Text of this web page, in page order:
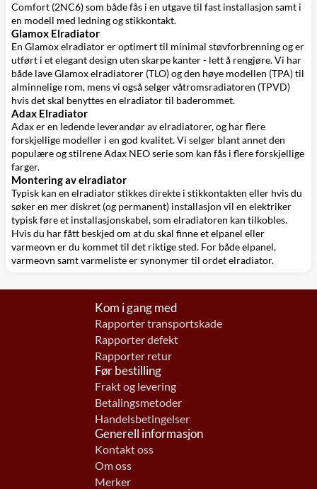
Comfort (2NC6) som både fås i en utgave til fast installasjon samt i
en modell med ledning og stikkontakt.
Glamox Elradiator
En Glamox elradiatorer optimert til minimal støvforbrenning og er
utført i et elegant design uten skarpe kanter - lett å rengjøre. Vi har
både lave Glamox elradiatorer (TLO) og den høye modellen (TPA) til
alminnelige rom, mens vi også selger våtromsradiatoren (TPVD)
hvis det skal benyttes en elradiator til baderommet.
Adax Elradiator
Adaxer en ledende leverandør av elradiatorer, og har flere
forskjellige modeller i en god kvalitet. Vi selger blant annet den
populære og stilrene Adax NEO serie som kan fås i flere forskjellige
farger.
Montering av elradiator
Typisk kan en elradiator stikkes direkte i stikkontakten eller hvis du
søker en mer diskret (og permanent) installasjon vil en elektriker
typisk føre et installasjonskabel, som elradiatoren kan tilkobles.
Hvis du har fått beskjed om at du skal finne et elpanel eller
varmeovn er du kommet til det riktige sted. For både elpanel,
varmeovn samt varmeliste er synonymer til ordet elradiator.
Kom i gang med
Rapporter transportskade
Rapporter defekt
Rapporter retur
Før bestilling
Frakt og levering
Betalingsmetoder
Handelsbetingelser
Generell informasjon
Kontakt oss
Om oss
Merker